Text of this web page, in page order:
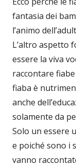
fantasia dei
l’animo
L’altro aspetto
essere la viva
raccontare
fiaba è
anche
solamente da
Solo un essere
e poiché sono i
vanno